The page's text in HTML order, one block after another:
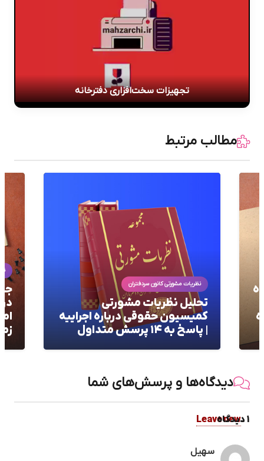
تجهیزات سخت‌افزاری دفترخانه
مطالب مرتبط
نظریات مشورتی
جایگاه دعوای استرداد عوضین
در قانون الزام به ثبت رسمی
اموال غیرمنقول: بدون مرور
زمان!
دیدگاه‌ها و پرسش‌های شما
1 دیدگاه.
Leave new
سهیل